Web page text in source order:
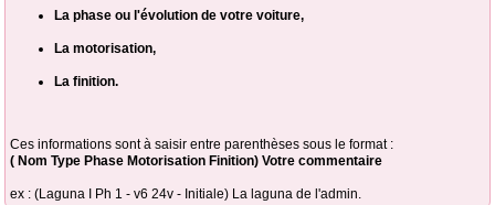
La phase ou l'évolution de votre voiture,
La motorisation,
La finition.
Ces informations sont à saisir entre parenthèses sous le format :
( Nom Type Phase Motorisation Finition) Votre commentaire
ex : (Laguna I Ph 1 - v6 24v - Initiale) La laguna de l'admin.